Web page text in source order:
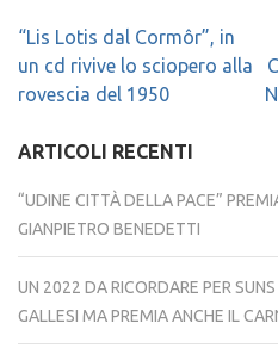
Navigazione
articoli
“Lis Lotis dal Cormôr”, in
un cd rivive lo sciopero alla
rovescia del 1950
ARTICOLI RECENTI
“UDINE CITTÀ DELLA PACE”
GIANPIETRO BENEDETTI
UN 2022 DA RICORDARE PER
GALLESI MA PREMIA ANCHE IL